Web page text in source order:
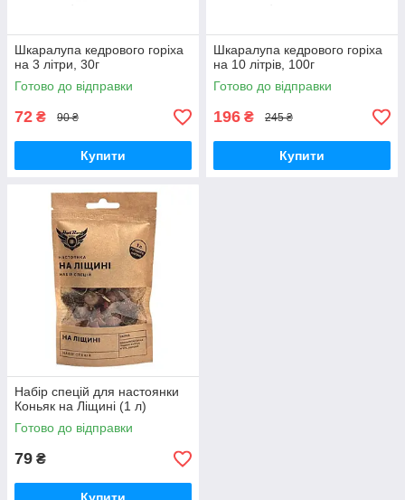
Шкаралупа кедрового горіха
на 3 літри, 30г
Готово до відправки
72 ₴ 90 ₴
Купити
Шкаралупа кедрового горіха
на 10 літрів, 100г
Готово до відправки
196 ₴ 245 ₴
Купити
Набір спецій для настоянки
Коньяк на Ліщині (1 л)
Готово до відправки
79 ₴